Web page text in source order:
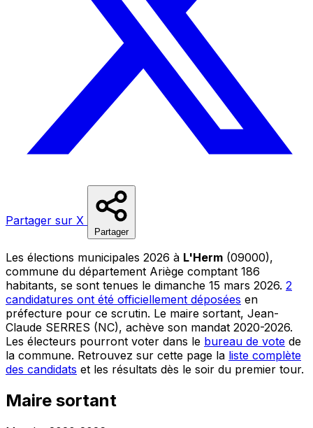
Partager sur X
Partager
Les élections municipales 2026 à L'Herm (09000),
commune du département Ariège comptant 186
habitants, se sont tenues le dimanche 15 mars 2026. 2
candidatures ont été officiellement déposées en
préfecture pour ce scrutin. Le maire sortant, Jean-
Claude SERRES (NC), achève son mandat 2020-2026.
Les électeurs pourront voter dans le bureau de vote de
la commune. Retrouvez sur cette page la liste complète
des candidats et les résultats dès le soir du premier tour.
Maire sortant